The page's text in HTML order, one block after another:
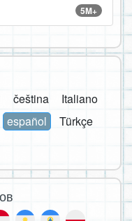
5M+
čeština
Italiano
español
Türkçe